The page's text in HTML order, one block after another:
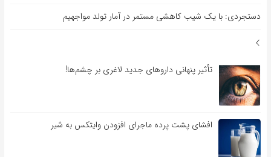
دستجردی: با یک شیب کاهشی مستمر در آمار تولد مواجهیم
تأثیر پنهانی داروهای جدید لاغری بر چشم‌ها!
افشای پشت پرده ماجرای افزودن وایتکس به شیر